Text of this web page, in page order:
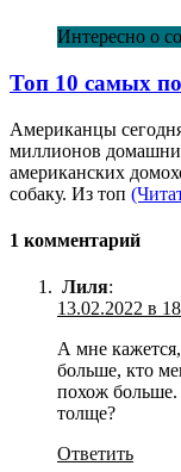
Интересно о
Топ 10 самых
Американцы
миллионов
американских
собаку. Из топ
1 комментарий
Лиля:
13.02.2022 в
А мне
больше, кто
похож
толще?
Ответить